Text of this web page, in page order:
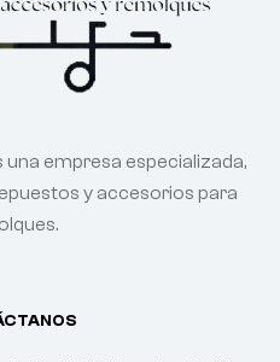
empresa especializada,
y accesorios para